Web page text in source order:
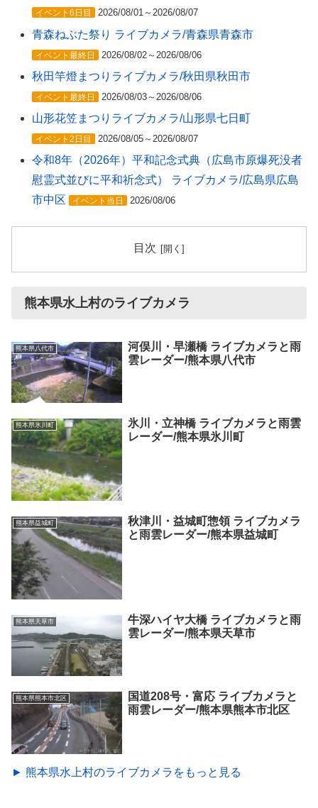
イベント6日目 2026/08/01～2026/08/07
青森ねぶた祭り ライブカメラ/青森県青森市
イベント最終日 2026/08/02～2026/08/06
秋田竿燈まつりライブカメラ/秋田県秋田市
イベント最終日 2026/08/03～2026/08/06
山形花笠まつりライブカメラ/山形県七日町
イベント2日目 2026/08/05～2026/08/07
令和8年（2026年）平和記念式典（広島市原爆死没者
慰霊式並びに平和祈念式） ライブカメラ/広島県広島
市中区
イベント当日 2026/08/06
目次
熊本県水上村のライブカメラ
熊本県八代市
河俣川・早瀬橋 ライブカメラと雨
雲レーダー/熊本県八代市
熊本県氷川町
氷川・立神橋 ライブカメラと雨雲
レーダー/熊本県氷川町
熊本県益城町
秋津川・益城町惣領 ライブカメラ
と雨雲レーダー/熊本県益城町
熊本県天草市
牛深ハイヤ大橋 ライブカメラと雨
雲レーダー/熊本県天草市
熊本県熊本市北区
国道208号・富応 ライブカメラと
雨雲レーダー/熊本県熊本市北区
► 熊本県水上村のライブカメラをもっと見る